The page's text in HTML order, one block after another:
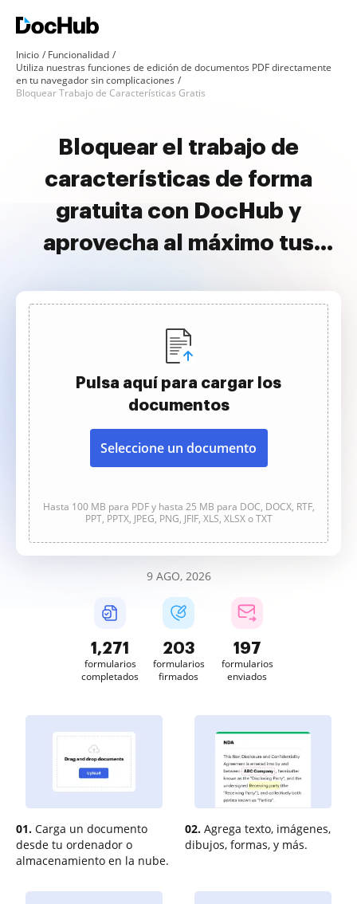
Inicio
Funcionalidad
Utiliza nuestras funciones de edición de documentos PDF directamente
en tu navegador sin complicaciones
Bloquear Trabajo de Características Gratis
Bloquear el trabajo de
características de forma
gratuita con DocHub y
aprovecha al máximo tus
Pulsa aquí para cargar los
documentos
Seleccione un documento
Hasta 100 MB para PDF y hasta 25 MB para DOC, DOCX, RTF,
PPT, PPTX, JPEG, PNG, JFIF, XLS, XLSX o TXT
9 AGO, 2026
1,271
formularios
completados
203
formularios
firmados
197
formularios
enviados
01. Carga un documento
desde tu ordenador o
almacenamiento en la nube.
02. Agrega texto, imágenes,
dibujos, formas, y más.